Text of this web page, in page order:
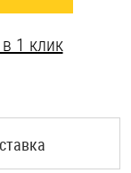
1 клик